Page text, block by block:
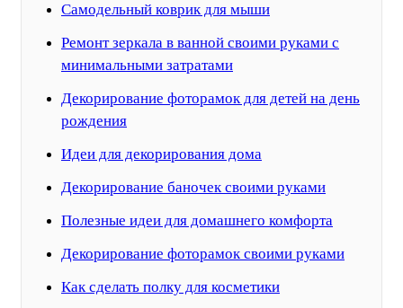
Самодельный коврик для мыши
Ремонт зеркала в ванной своими руками с
минимальными затратами
Декорирование фоторамок для детей на день
рождения
Идеи для декорирования дома
Декорирование баночек своими руками
Полезные идеи для домашнего комфорта
Декорирование фоторамок своими руками
Как сделать полку для косметики